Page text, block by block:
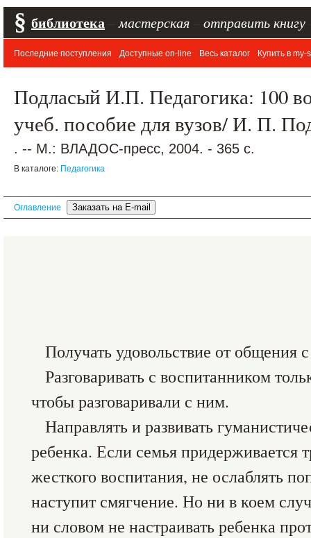
§ библиотека мастерская отправить книгу
Последние поступления Доступные on-line Весь каталог Купить в my-
Подласый И.П. Педагогика: 100
учеб. пособие для вузов/ И. П.
. -- М.: ВЛАДОС-пресс, 2004. - 365 с.
В каталоге: Педагогика
Оглавление
Получать удовольствие от общения
Разговаривать с воспитанником
чтобы разговаривали с ним.
Направлять и развивать
ребенка. Если семья придерживается
жесткого воспитания, не ослаблять
наступит смягчение. Но ни в коем
ни словом не настраивать ребенка